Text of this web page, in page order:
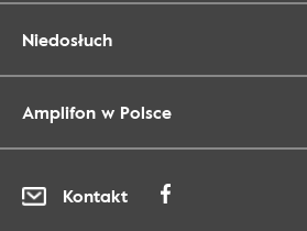
Niedosłuch
Amplifon w Polsce
Kontakt